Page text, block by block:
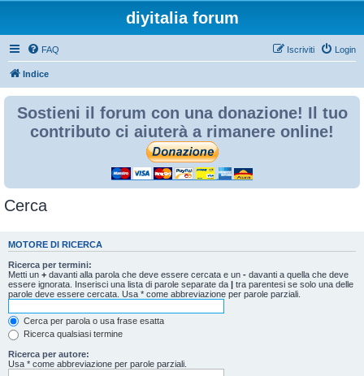
diyitalia forum
FAQ Login
Iscriviti
Indice
Sostieni il forum con una donazione! Il tuo
contributo ci aiuterà a rimanere online!
Cerca
MOTORE DI RICERCA
Ricerca per termini:
Metti un + davanti alla parola che deve essere cercata e un - davanti a quella che deve
essere ignorata. Inserisci una lista di parole separate da | tra parentesi se solo una delle
parole deve essere cercata. Usa * come abbreviazione per parole parziali.
Cerca per parola o usa frase esatta
Ricerca qualsiasi termine
Ricerca per autore:
Usa * come abbreviazione per parole parziali.